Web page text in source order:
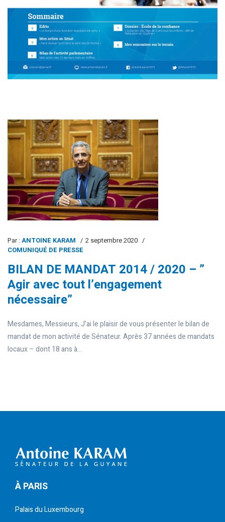
Par :ANTOINE KARAM
2 septembre 2020
COMUNIQUÉ DE PRESSE
BILAN DE MANDAT 2014 / 2020 – ”
Agir avec tout l’engagement
nécessaire”
Mesdames, Messieurs, J’ai le plaisir de vous présenter le bilan de
mandat de mon activité de Sénateur. Après 37 années de mandats
locaux – dont 18 ans à...
À PARIS
Palais du Luxembourg